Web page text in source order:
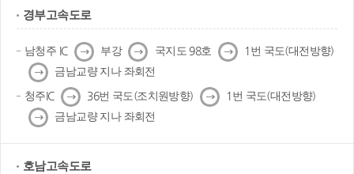
경부고속도로
남청주 IC 다
음
부강 다
음
국지도 98호 다
음
1번 국도(대전방향)
다
음
금남교량 지나 좌회전
청주IC 다
음
36번 국도(조치원방향) 다
음
1번 국도(대전방향)
다
음
금남교량 지나 좌회전
호남고속도로